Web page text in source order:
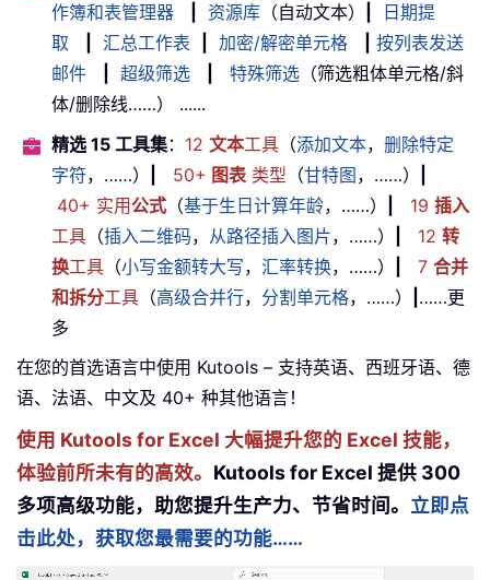
作簿和表管理器
资源库 （自动文本）
日期提
取
汇总工作表 加密/解密单元格
按列表发送
邮件
超级筛选 特殊筛选 （筛选粗体单元格/斜
体/删除线……） ......
精选 15 工具集： 12 文本工具 （添加文本， 删除特定
字符，……） 50+ 图表类型 （甘特图 ，……）
40+ 实用公式 （基于生日计算年龄，……） 19 插入
工具 （插入二维码， 从路径插入图片，……） 12 转
换工具 （小写金额转大写， 汇率转换，……） 7 合并
和拆分工具 （高级合并行， 分割单元格，……）
……更
多
在您的首选语言中使用 Kutools – 支持英语、西班牙语、德
语、法语、中文及 40+ 种其他语言！
使用 Kutools for Excel 大幅提升您的 Excel 技能，
体验前所未有的高效。 Kutools for Excel 提供 300
多项高级功能，助您提升生产力、节省时间。 立即点
击此处，获取您最需要的功能……